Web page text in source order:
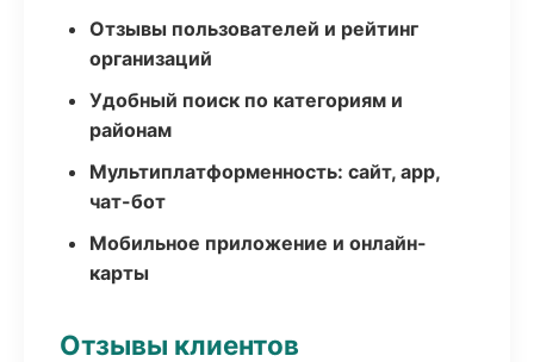
Отзывы пользователей и рейтинг
организаций
Удобный поиск по категориям и
районам
Мультиплатформенность: сайт, app,
чат-бот
Мобильное приложение и онлайн-
карты
Отзывы клиентов